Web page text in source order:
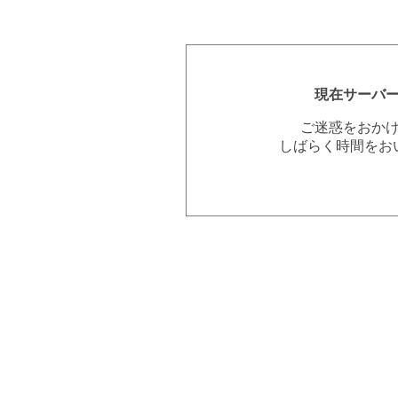
現在サーバ
ご迷惑をおか
しばらく時間を